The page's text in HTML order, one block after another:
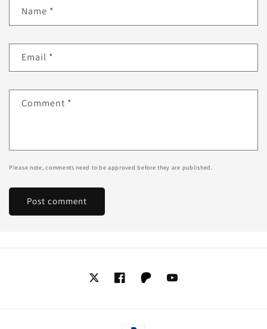
Name *
Email *
Comment *
Please note, comments need to be approved before they are published.
TwitterFacebookTumblrYouTube
Payment